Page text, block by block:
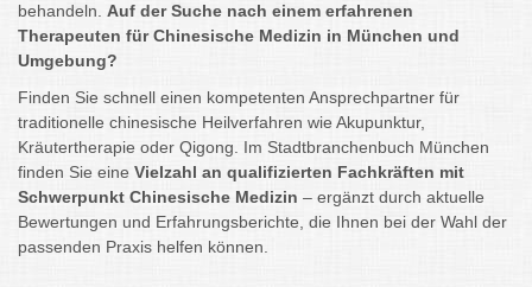
behandeln. Auf der Suche nach einem erfahrenen
Therapeuten für Chinesische Medizin in München und
Umgebung?
Finden Sie schnell einen kompetenten Ansprechpartner für
traditionelle chinesische Heilverfahren wie Akupunktur,
Kräutertherapie oder Qigong. Im Stadtbranchenbuch München
finden Sie eine Vielzahl an qualifizierten Fachkräften mit
Schwerpunkt Chinesische Medizin – ergänzt durch aktuelle
Bewertungen und Erfahrungsberichte, die Ihnen bei der Wahl der
passenden Praxis helfen können.